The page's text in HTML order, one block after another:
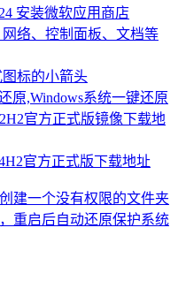
安装微软应用商店
络、控制面板、文档等
标的小箭头
原,Windows系统一键还原
官方正式版镜像下载地
官方正式版下载地址
建一个没有权限的文件夹
重启后自动还原保护系统